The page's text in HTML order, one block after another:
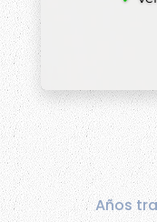
Años